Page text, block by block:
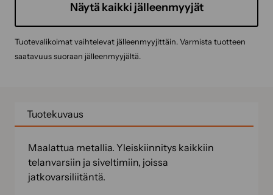
Näytä kaikki jälleenmyyjät
Tuotevalikoimat vaihtelevat jälleenmyyjittäin. Varmista tuotteen
saatavuus suoraan jälleenmyyjältä.
Tuotekuvaus
Maalattua metallia. Yleiskiinnitys kaikkiin
telanvarsiin ja siveltimiin, joissa
jatkovarsiliitäntä.